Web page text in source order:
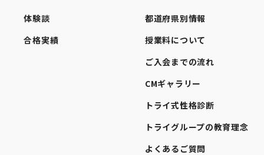
体験談
合格実績
都道府県別情報
授業料について
ご入会までの流れ
CMギャラリー
トライ式性格診断
トライグループの教育理念
よくあるご質問